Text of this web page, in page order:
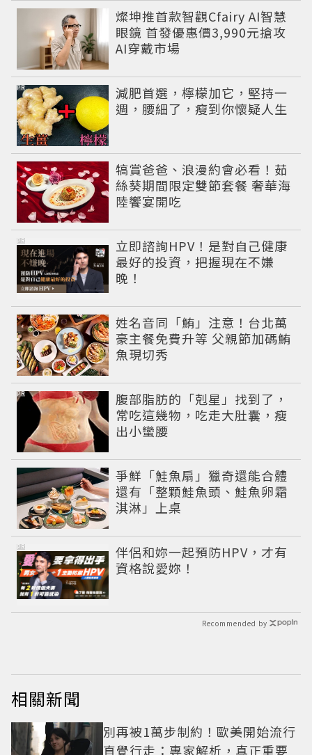
燦坤推首款智觀Cfairy AI智慧
眼鏡 首發優惠價3,990元搶攻
AI穿戴市場
減肥首選，檸檬加它，堅持一
週，腰細了，瘦到你懷疑人生
PR
犒賞爸爸、浪漫約會必看！茹
絲葵期間限定雙節套餐 奢華海
陸饗宴開吃
立即諮詢HPV！是對自己健康
最好的投資，把握現在不嫌
晚！
PR
姓名音同「鮪」注意！台北萬
豪主餐免費升等 父親節加碼鮪
魚現切秀
腹部脂肪的「剋星」找到了，
常吃這幾物，吃走大肚囊，瘦
出小蠻腰
PR
爭鮮「鮭魚扇」獵奇還能合體
還有「整顆鮭魚頭、鮭魚卵霜
淇淋」上桌
伴侶和妳一起預防HPV，才有
資格說愛妳！
PR
Recommended by
相關新聞
別再被1萬步制約！歐美開始流行
直覺行走：專家解析，真正重要